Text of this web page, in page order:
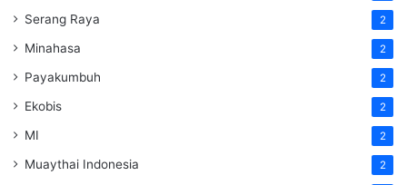
Serang Raya 2
Minahasa 2
Payakumbuh 2
Ekobis 2
MI 2
Muaythai Indonesia 2